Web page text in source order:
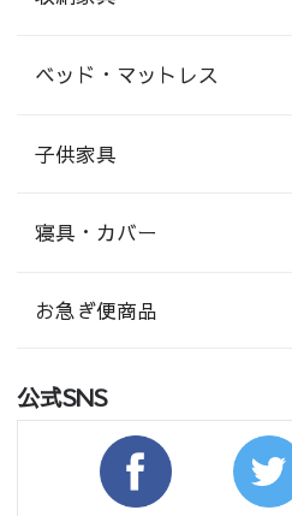
ベッド・マットレス
子供家具
寝具・カバー
お急ぎ便商品
公式SNS